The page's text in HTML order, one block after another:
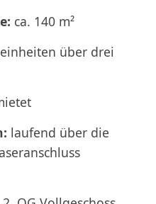
ca. 140 m²
über drei
laufend über die